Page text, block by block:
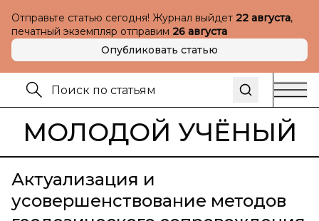
Отправьте статью сегодня! Журнал выйдет 22 августа,
печатный экземпляр отправим 26 августа
Опубликовать статью
МОЛОДОЙ УЧЁНЫЙ
Актуализация и
усовершенствование методов